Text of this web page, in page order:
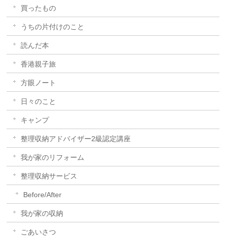
買ったもの
うちの片付けのこと
読んだ本
香港親子旅
方眼ノート
日々のこと
キャンプ
整理収納アドバイザー2級認定講座
我が家のリフォーム
整理収納サービス
Before/After
我が家の収納
ごあいさつ